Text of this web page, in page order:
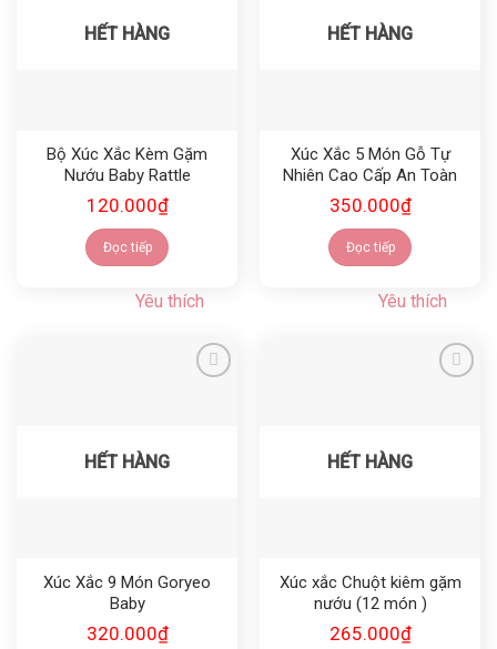
HẾT HÀNG
Bộ Xúc Xắc Kèm Gặm
Nướu Baby Rattle
120.000₫
Đọc tiếp
Yêu thích
HẾT HÀNG
Xúc Xắc 5 Món Gỗ Tự
Nhiên Cao Cấp An Toàn
350.000₫
Đọc tiếp
Yêu thích
HẾT HÀNG
Xúc Xắc 9 Món Goryeo
Baby
320.000₫
HẾT HÀNG
Xúc xắc Chuột kiêm gặm
nướu (12 món )
265.000₫